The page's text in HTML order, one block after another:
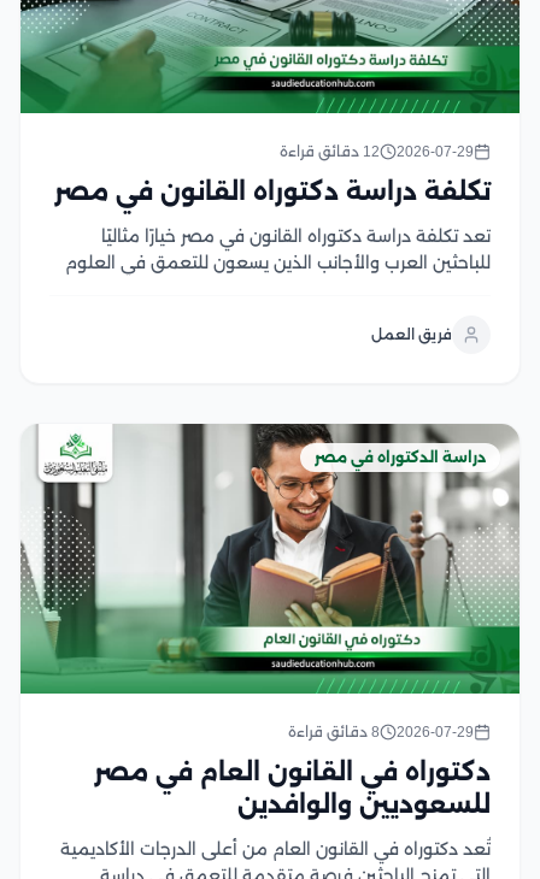
2026-07-29 12 دقائق قراءة
تكلفة دراسة دكتوراه القانون في مصر
تعد تكلفة دراسة دكتوراه القانون في مصر خيارًا مثاليًا
للباحثين العرب والأجانب الذين يسعون للتعمق في العلوم
مؤهلة وخبرة واسعة، إضافة إلى مكتبات ومصادر علمية
فريق العمل
دراسة الدكتوراه في مصر
2026-07-29 8 دقائق قراءة
دكتوراه في القانون العام في مصر
للسعوديين والوافدين
تُعد دكتوراه في القانون العام من أعلى الدرجات الأكاديمية